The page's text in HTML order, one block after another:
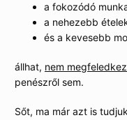
a fokozódó
a nehezebb
és a kevesebb
állhat, nem
penészről sem.
Sőt, ma már azt is